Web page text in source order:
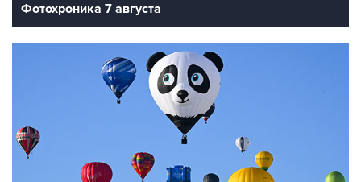
Фотохроника 7 августа